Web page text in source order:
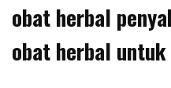
obat herbal
obat herbal